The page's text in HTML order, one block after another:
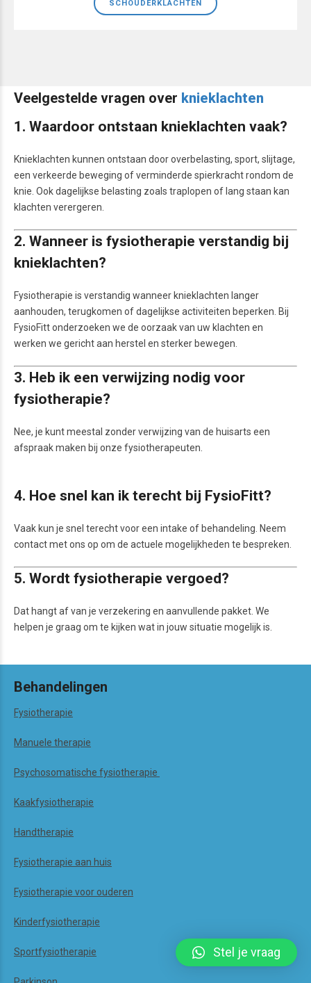
SCHOUDERKLACHTEN
Veelgestelde vragen over knieklachten
1. Waardoor ontstaan knieklachten vaak?
Knieklachten kunnen ontstaan door overbelasting, sport, slijtage,
een verkeerde beweging of verminderde spierkracht rondom de
knie. Ook dagelijkse belasting zoals traplopen of lang staan kan
klachten verergeren.
2. Wanneer is fysiotherapie verstandig bij
knieklachten?
Fysiotherapie is verstandig wanneer knieklachten langer
aanhouden, terugkomen of dagelijkse activiteiten beperken. Bij
FysioFitt onderzoeken we de oorzaak van uw klachten en
werken we gericht aan herstel en sterker bewegen.
3. Heb ik een verwijzing nodig voor
fysiotherapie?
Nee, je kunt meestal zonder verwijzing van de huisarts een
afspraak maken bij onze fysiotherapeuten.
4. Hoe snel kan ik terecht bij FysioFitt?
Vaak kun je snel terecht voor een intake of behandeling. Neem
contact met ons op om de actuele mogelijkheden te bespreken.
5. Wordt fysiotherapie vergoed?
Dat hangt af van je verzekering en aanvullende pakket. We
helpen je graag om te kijken wat in jouw situatie mogelijk is.
Behandelingen
Fysiotherapie
Manuele therapie
Psychosomatische fysiotherapie
Kaakfysiotherapie
Handtherapie
Fysiotherapie aan huis
Fysiotherapie voor ouderen
Kinderfysiotherapie
Sportfysiotherapie Stel je vraag